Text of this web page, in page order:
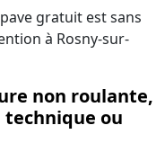
gratuit est sans
à Rosny-sur-
non roulante,
technique ou